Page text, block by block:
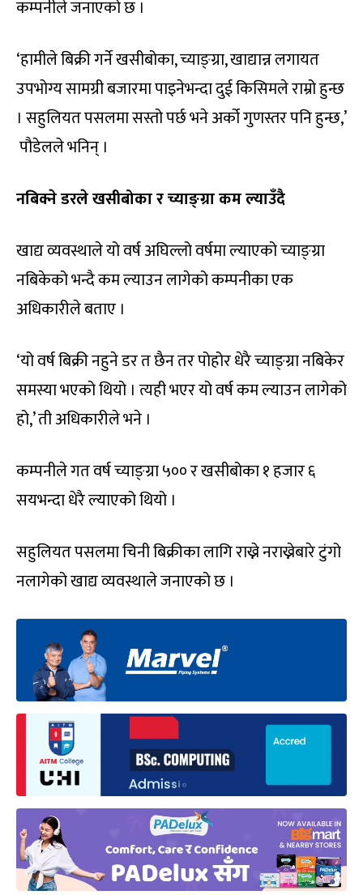
कम्पनीले जनाएको छ ।
‘हामीले बिक्री गर्ने खसीबोका, च्याङ्‍ग्रा, खाद्यान्न लगायत
उपभोग्य सामग्री बजारमा पाइनेभन्दा दुई किसिमले राम्रो हुन्छ
। सहुलियत पसलमा सस्तो पर्छ भने अर्को गुणस्तर पनि हुन्छ,’
पौडेलले भनिन् ।
नबिक्ने डरले खसीबोका र च्याङ्‍ग्रा कम ल्याउँदै
खाद्य व्यवस्थाले यो वर्ष अघिल्लो वर्षमा ल्याएको च्याङ्ग्रा
नबिकेको भन्दै कम ल्याउन लागेको कम्पनीका एक
अधिकारीले बताए ।
‘यो वर्ष बिक्री नहुने डर त छैन तर पोहोर धेरै च्याङ्ग्रा नबिकेर
समस्या भएको थियो । त्यही भएर यो वर्ष कम ल्याउन लागेको
हो,’ ती अधिकारीले भने ।
कम्पनीले गत वर्ष च्याङ्ग्रा ५०० र खसीबोका १ हजार ६
सयभन्दा धेरै ल्याएको थियो ।
सहुलियत पसलमा चिनी बिक्रीका लागि राख्ने नराख्नेबारे टुंगो
नलागेको खाद्य व्यवस्थाले जनाएको छ ।